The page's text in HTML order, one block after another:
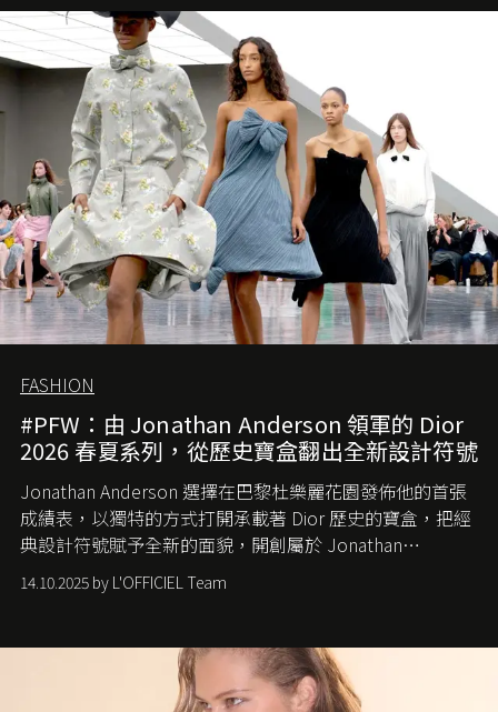
團市值一日蒸發 30 億美元，大眾擔心走得太前的 Demna
會忽略品牌的美學基礎，最後變成三不像。而從剛剛推出
的首作所造成的話題及關注度，我們便知道 Demna 沒這麼
簡單，一個嶄新的 Gucci 時代已經展開！
FASHION
#PFW：由 Jonathan Anderson 領軍的 Dior
2026 春夏系列，從歷史寶盒翻出全新設計符號
Jonathan Anderson 選擇在巴黎杜樂麗花園發佈他的首張
成績表，以獨特的方式打開承載著 Dior 歷史的寶盒，把經
典設計符號賦予全新的面貌，開創屬於 Jonathan
Anderson 的 Dior 時代。
14.10.2025 by L'OFFICIEL Team